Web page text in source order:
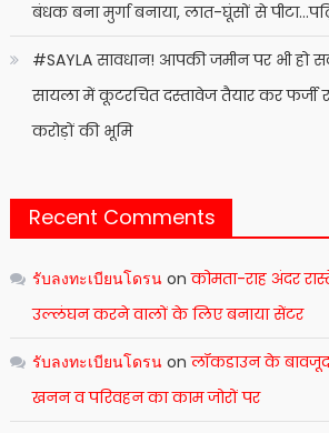
बंधक बना मुर्गा बनाया, लात-घूंसों से
#SAYLA सावधान! आपकी जमीन पर भी हो
सायला में कूटरचित दस्तावेज तैयार कर फर्जी
करोड़ों की भूमि
Recent Comments
รับลงทะเบียนโดรนonकोमता-राह अंदर
उल्लंघन करने वालों के लिए बनाया सेंटर
รับลงทะเบียนโดรนonलॉकडाउन के
खनन व परिवहन का काम जोरों पर